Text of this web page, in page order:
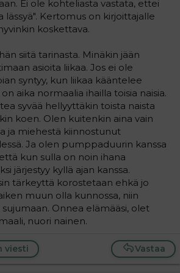
jotakin erittäin vakavaa
huolimatta . Nuoren
sekavaa ja sekaisin, mutta silti
hoitoja, joissa huomattiin
joka todennäköisesti aiheutti
käymään
sain kotijumppaohjeita. Toipuminen
mutta hitaasti olossani alkoi
ja huimaus oli enää melko vähäistä.
käymään lukion ja
ammattiopintoja.
vanhempani erosivat. Se oli minulle
vaikka olin nähnyt kuinka
aiheuttivat perheeseen pahaa).
kuitenkin melko pian kaksistaan
sisarukseni oli jo tuossa
ja oli jo muuttanut kotoa
yläasteen. Yläaste aikana
poikiin ja yläasteella oli yksi poika
kuitenkin esti jotkin tekijät
poikaan enempää kontaktia.
Ei ole kohteliasta vastata, ettei
lässyä". Kertomus on kirjoittajalle
koskettava.
siitä tarinasta. Minäkin jään
asioita liikaa. Jos ei ole
syntyy, kun liikaa kääntelee
aika normaalia ihailla toisia naisia.
syvää hellyyttäkin toista naista
koen. Olen kuitenkin aina vain
ja miehestä kiinnostunut
Ja olen pumppaduurin kanssa
kun sulla on noin ihana
järjestyy kyllä ajan kanssa.
tärkeyttä korostetaan ehkä jo
muun olla kunnossa, niin
Onnea elämääsi, olet
nuori nainen.
Vastaa
viesti